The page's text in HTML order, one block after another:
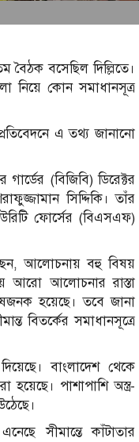
বৈঠক বসেছিল দিল্লিতে।
নিয়ে কোন সমাধানসূত্র
এ তথ্য জানানো
(বিজিবি) ডিরেক্টর
সিদ্দিকি। তাঁর
ফোর্সের (বিএসএফ)
আলোচনায় বহু বিষয়
আরো আলোচনার রাস্তা
হয়েছে। তবে জানা
বিতর্কের সমাধানসূত্রে
বাংলাদেশ থেকে
পাশাপাশি অস্ত্র-
সীমান্তে কাঁটাতার